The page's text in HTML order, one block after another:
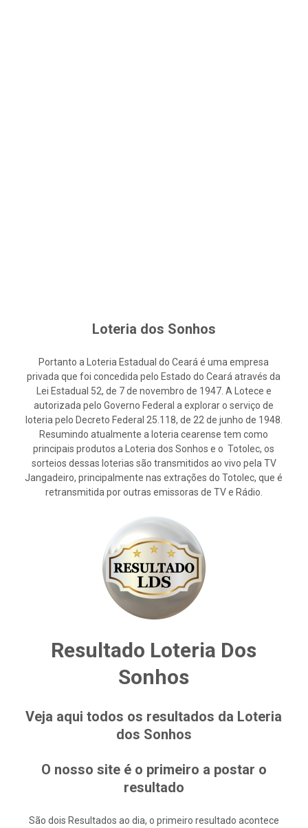
Loteria dos Sonhos
Portanto a Loteria Estadual do Ceará é uma empresa
privada que foi concedida pelo Estado do Ceará através da
Lei Estadual 52, de 7 de novembro de 1947. A Lotece e
autorizada pelo Governo Federal a explorar o serviço de
loteria pelo Decreto Federal 25.118, de 22 de junho de 1948.
Resumindo atualmente a loteria cearense tem como
principais produtos a Loteria dos Sonhos e o Totolec, os
sorteios dessas loterias são transmitidos ao vivo pela TV
Jangadeiro, principalmente nas extrações do Totolec, que é
retransmitida por outras emissoras de TV e Rádio.
Resultado Loteria Dos
Sonhos
Veja aqui todos os resultados da Loteria
dos Sonhos
O nosso site é o primeiro a postar o
resultado
São dois Resultados ao dia, o primeiro resultado acontece